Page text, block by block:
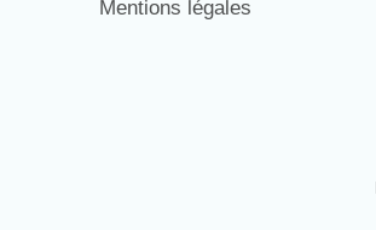
Mentions légales